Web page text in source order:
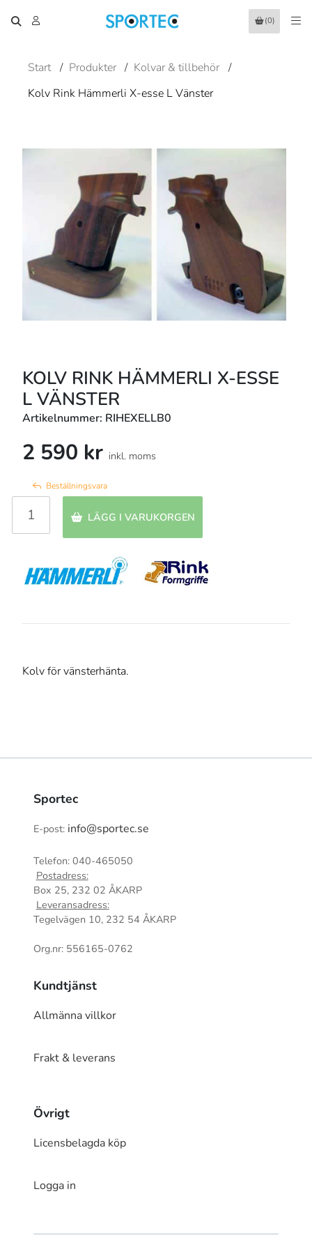
(0)
Start / Produkter / Kolvar & tillbehör /
Kolv Rink Hämmerli X-esse L Vänster
KOLV RINK HÄMMERLI X-ESSE
L VÄNSTER
Artikelnummer: RIHEXELLB0
2 590 kr inkl. moms
Beställningsvara
LÄGG I VARUKORGEN
Kolv för vänsterhänta.
Sportec
E-post: info@sportec.se
Telefon: 040-465050
Postadress:
Box 25, 232 02 ÅKARP
Leveransadress:
Tegelvägen 10, 232 54 ÅKARP
Org.nr: 556165-0762
Kundtjänst
Allmänna villkor
Frakt & leverans
Övrigt
Licensbelagda köp
Logga in